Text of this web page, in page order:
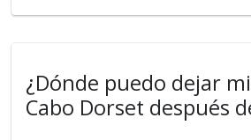
¿Dónde puedo dejar
Cabo Dorset después